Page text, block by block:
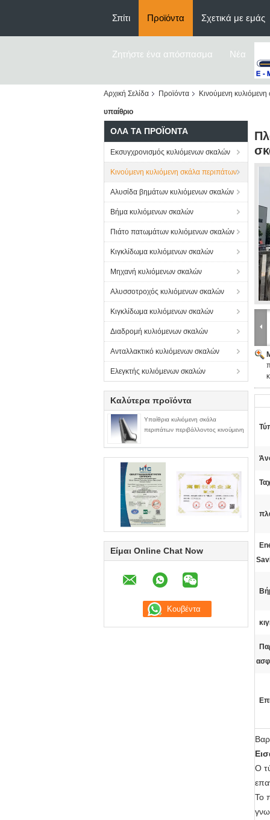
Σπίτι Προϊόντα Σχετικά με εμάς
Ζητήστε ένα απόσπασμα Νέα
Αρχική Σελίδα Προϊόντα Κινούμενη
υπαίθριο
ΌΛΑ ΤΑ ΠΡΟΪΌΝΤΑ
Εκσυγχρονισμός κυλιόμενων σκαλών
Κινούμενη κυλιόμενη σκάλα περιπάτων
Αλυσίδα βημάτων κυλιόμενων σκαλών
Βήμα κυλιόμενων σκαλών
Πιάτο πατωμάτων κυλιόμενων σκαλών
Κιγκλίδωμα κυλιόμενων σκαλών
Μηχανή κυλιόμενων σκαλών
Αλυσσοτροχός κυλιόμενων σκαλών
Κιγκλίδωμα κυλιόμενων σκαλών
Διαδρομή κυλιόμενων σκαλών
Ανταλλακτικό κυλιόμενων σκαλών
Ελεγκτής κυλιόμενων σκαλών
Καλύτερα προϊόντα
Υπαίθρια κυλιόμενη σκάλα
περιπάτων περιβάλλοντος κινούμενη
Είμαι Online Chat Now
Ο
Το